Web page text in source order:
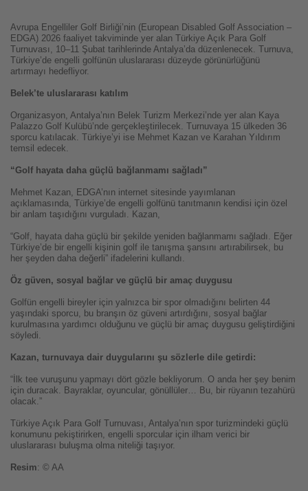
Avrupa Engelliler Golf Birliği’nin (European Disabled Golf Association –
EDGA) 2026 faaliyet takviminde yer alan Türkiye Açık Para Golf
Turnuvası, 10–11 Şubat tarihlerinde Antalya’da düzenlenecek. Turnuva,
Türkiye’de engelli golfünün uluslararası düzeyde görünürlüğünü
artırmayı hedefliyor.
Belek’te uluslararası katılım
Organizasyon, Antalya’nın Belek Turizm Merkezi’nde yer alan Kaya
Palazzo Golf Kulübü’nde gerçekleştirilecek. Turnuvaya 15 ülkeden 36
sporcu katılacak. Türkiye’yi ise Mehmet Kazan ve Karahan Yıldırım
temsil edecek.
“Golf hayata daha güçlü bağlanmamı sağladı”
Mehmet Kazan, EDGA’nın internet sitesinde yayımlanan
açıklamasında, Türkiye’de engelli golfünü tanıtmanın kendisi için özel
bir anlam taşıdığını vurguladı. Kazan,
“Golf, hayata daha güçlü bir şekilde yeniden bağlanmamı sağladı. Eğer
Türkiye’de bir engelli kişinin golf ile tanışma şansını artırabilirsek, bu
her şeyden daha değerli” ifadelerini kullandı.
Öz güven, sosyal bağlar ve güçlü bir amaç duygusu
Golfün engelli bireyler için yalnızca bir spor olmadığını belirten 44
yaşındaki sporcu, bu branşın öz güveni artırdığını, sosyal bağlar
kurulmasına yardımcı olduğunu ve güçlü bir amaç duygusu geliştirdiğini
söyledi.
Kazan, turnuvaya dair duygularını şu sözlerle dile getirdi:
“İlk tee vuruşunu yapmayı dört gözle bekliyorum. O anda her şey benim
için duracak. Bayraklar, oyuncular, gönüllüler… Bu, bir rüyanın tezahürü
olacak.”
Türkiye Açık Para Golf Turnuvası, Antalya’nın spor turizmindeki güçlü
konumunu pekiştirirken, engelli sporcular için ilham verici bir
uluslararası buluşma olma niteliği taşıyor.
Resim: © AA